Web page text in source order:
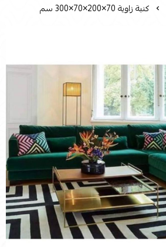
كنبة زاوية 70×200×70×300 سم